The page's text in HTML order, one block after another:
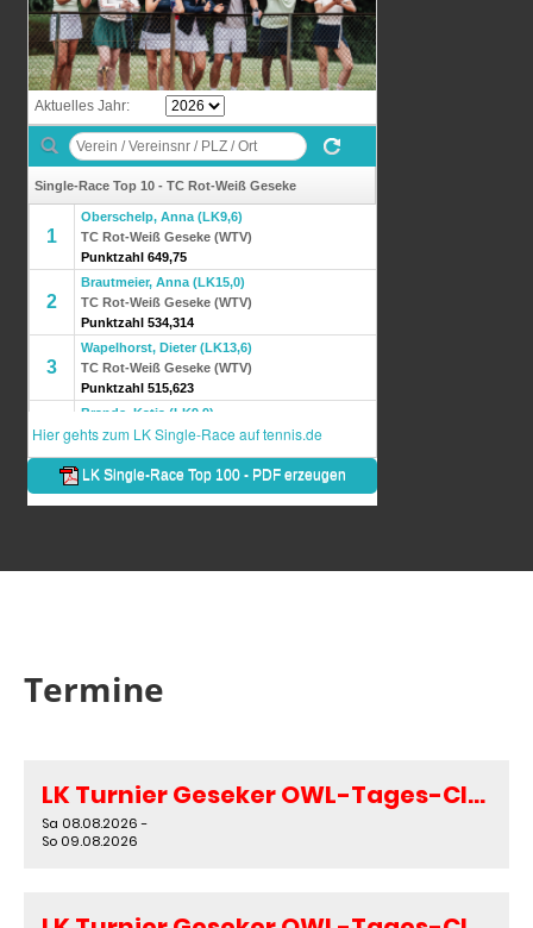
Termine
LK Turnier Geseker OWL-Tages-Classics 2026
Sa 08.08.2026 -
So 09.08.2026